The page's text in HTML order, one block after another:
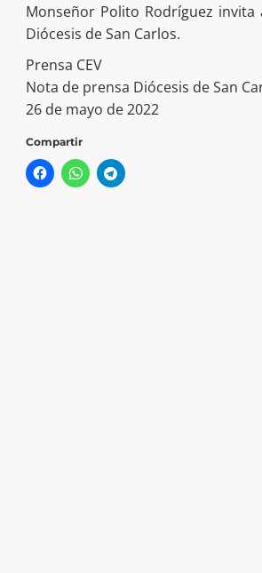
Monseñor Polito Rodríguez
Diócesis de San Carlos.
Prensa CEV
Nota de prensa Diócesis de San
26 de mayo de 2022
Compartir